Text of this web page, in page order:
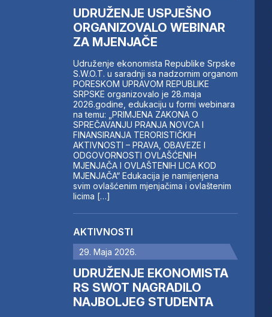
UDRUŽENJE USPJEŠNO
ORGANIZOVALO WEBINAR
ZA MJENJAČE
Udruženje ekonomista Republike Srpske
S.W.O.T. u saradnji sa nadzornim organom
PORESKOM UPRAVOM REPUBLIKE
SRPSKE organizovalo je 28.maja
2026.godine, edukaciju u formi webinara
na temu: „PRIMJENA ZAKONA O
SPREČAVANJU PRANJA NOVCA I
FINANSIRANJA TERORISTIČKIH
AKTIVNOSTI – PRAVA, OBAVEZE I
ODGOVORNOSTI OVLAŠĆENIH
MJENJAČA I OVLAŠTENIH LICA KOD
MJENJAČA“ Edukacija je namijenjena
svim ovlašćenim mjenjačima i ovlaštenim
licima […]
AKTIVNOSTI
29. Maja 2026.
UDRUŽENJE EKONOMISTA
RS SWOT NAGRADILO
NAJBOLJEG STUDENTA